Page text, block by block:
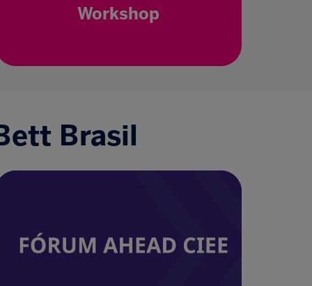
Workshop
Brasil